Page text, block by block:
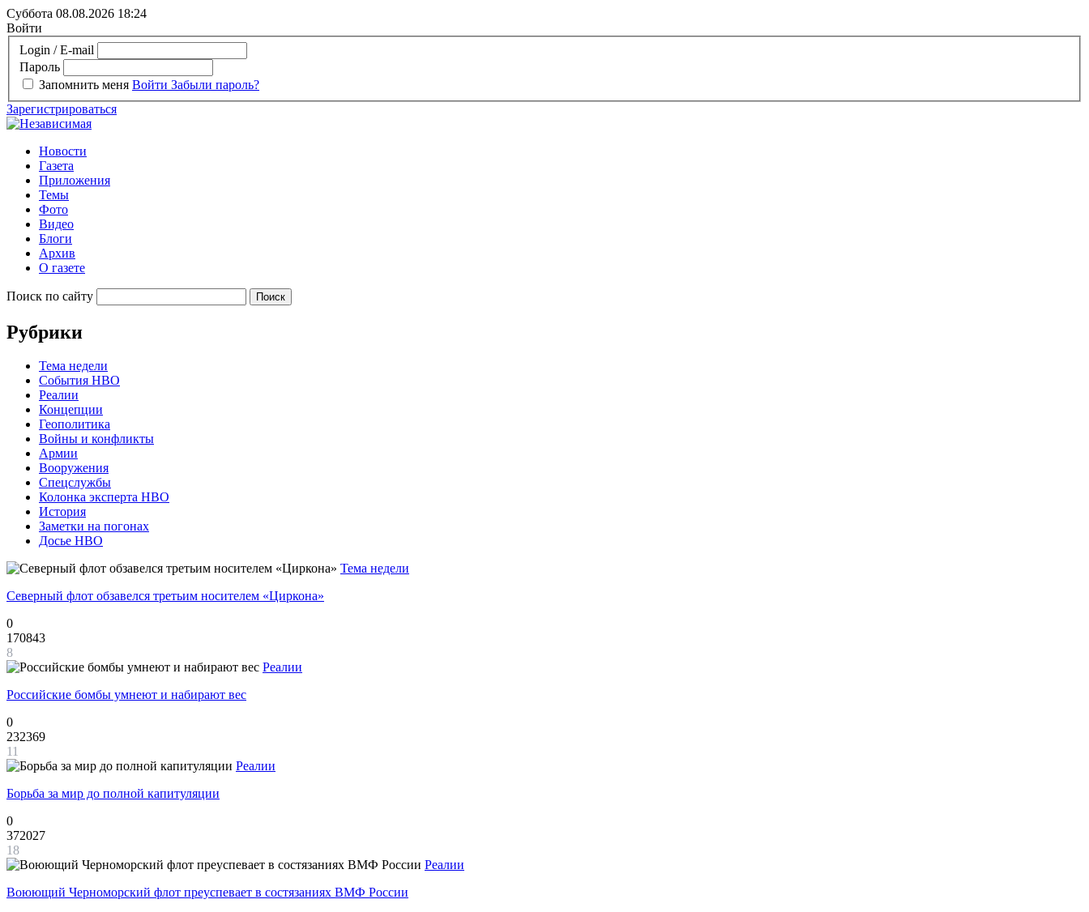
Суббота 08.08.2026 18:24
Войти
Login / E-mail
Пароль
Запомнить меня Войти Забыли пароль?
Зарегистрироваться
Новости
Газета
Приложения
Темы
Фото
Видео
Блоги
Архив
О газете
Поиск по сайту
Рубрики
Тема недели
События НВО
Реалии
Концепции
Геополитика
Войны и конфликты
Армии
Вооружения
Спецслужбы
Колонка эксперта НВО
История
Заметки на погонах
Досье НВО
Тема недели
Северный флот обзавелся третьим носителем «Циркона»
0
170843
8
Реалии
Российские бомбы умнеют и набирают вес
0
232369
11
Реалии
Борьба за мир до полной капитуляции
0
372027
18
Реалии
Воюющий Черноморский флот преуспевает в состязаниях ВМФ России